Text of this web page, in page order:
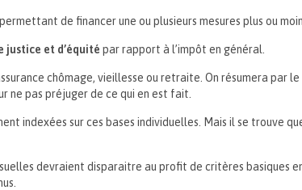
de financer une ou plusieurs mesures plus ou
justice et d’équité par rapport à l’impôt en général.
chômage, vieillesse ou retraite. On résumera par
ne pas préjuger de ce qui en est fait.
indexées sur ces bases individuelles. Mais il se trouve
devraient disparaitre au profit de critères